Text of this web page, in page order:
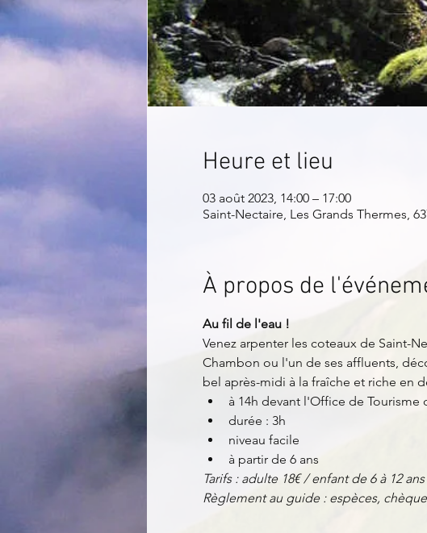
Heure et lieu
03 août 2023, 14:00 – 17:00
Saint-Nectaire, Les Grands Thermes,
À propos de
Au fil de l'eau !
Venez arpenter les coteaux de Saint-
Chambon ou l'un de ses affluents,
bel après-midi à la fraîche et riche en
à 14h devant l'Office de Tourisme
durée : 3h
niveau facile
à partir de 6 ans
Tarifs : adulte 18€ / enfant de 6 à 12 ans
Règlement au guide : espèces,